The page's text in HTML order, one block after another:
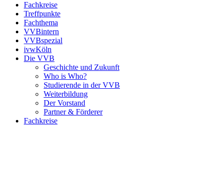
Fachkreise
Treffpunkte
Fachthema
VVBintern
VVBspezial
ivwKöln
Die VVB
Geschichte und Zukunft
Who is Who?
Studierende in der VVB
Weiterbildung
Der Vorstand
Partner & Förderer
Fachkreise